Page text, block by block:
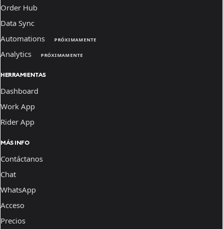
Order Hub
Data Sync
Automations
PRÓXIMAMENTE
Analytics PRÓXIMAMENTE
HERRAMIENTAS
Dashboard
Work App
Rider App
MÁS INFO
Contáctanos
Chat
WhatsApp
Acceso
Precios